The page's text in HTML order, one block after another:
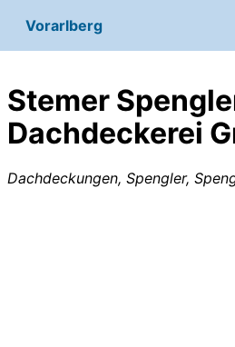
Vorarlberg
Stemer
Dachdeckerei
Dachdeckungen, Spengler,